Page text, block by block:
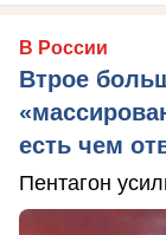
В России
Втрое
есть чем
Пентагон